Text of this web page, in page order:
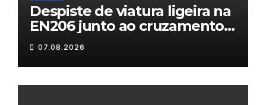
Despiste de viatura ligeira na
EN206 junto ao cruzamento
Fornos do Pinhal
07.08.2026